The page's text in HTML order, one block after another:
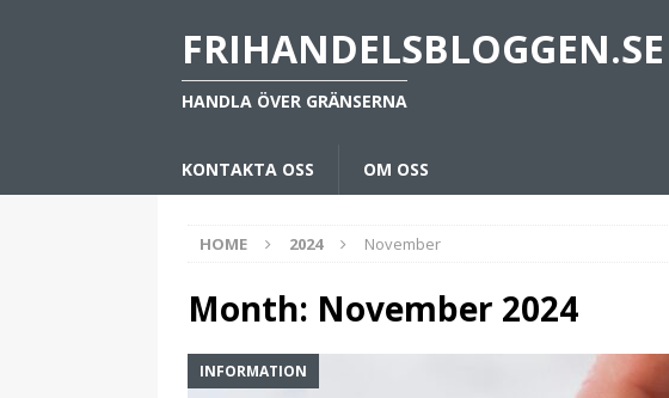
FRIHANDELSBLOGGEN.SE
HANDLA ÖVER GRÄNSERNA
KONTAKTA OSS OM OSS
HOME 2024 November
Month: November 2024
INFORMATION